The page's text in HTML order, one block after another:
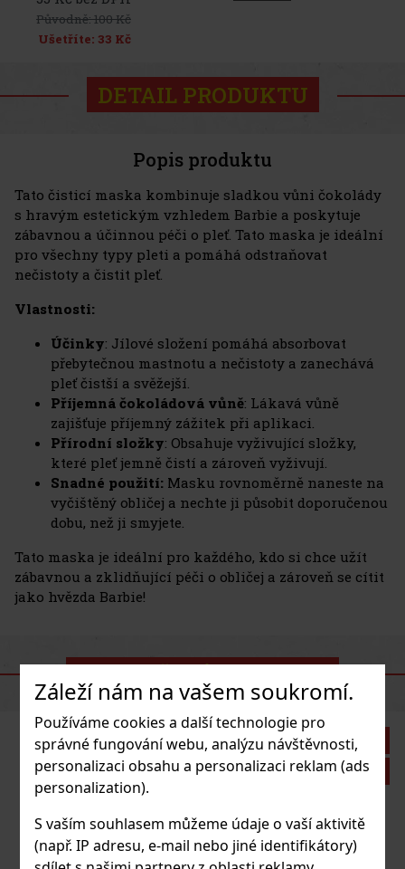
Záleží nám na vašem soukromí.
Používáme cookies a další technologie pro
správné fungování webu, analýzu návštěvnosti,
personalizaci obsahu a personalizaci reklam (ads
personalization).
S vaším souhlasem můžeme údaje o vaší aktivitě
(např. IP adresu, e-mail nebo jiné identifikátory)
Původně:100 Kč
Ušetříte: 33 Kč
DETAIL PRODUKTU
Popis produktu
Tato čisticí maska kombinuje sladkou vůni čokolády
s hravým estetickým vzhledem Barbie a poskytuje
zábavnou a účinnou péči o pleť. Tato maska je ideální
pro všechny typy pleti a pomáhá odstraňovat
nečistoty a čistit pleť.
Vlastnosti:
Účinky: Jílové složení pomáhá absorbovat
přebytečnou mastnotu a nečistoty a zanechává
pleť čistší a svěžejší.
Příjemná čokoládová vůně: Lákavá vůně
zajišťuje příjemný zážitek při aplikaci.
Přírodní složky: Obsahuje vyživující složky,
které pleť jemně čistí a zároveň vyživují.
Snadné použití: Masku rovnoměrně naneste na
vyčištěný obličej a nechte ji působit doporučenou
dobu, než ji smyjete.
Tato maska je ideální pro každého, kdo si chce užít
zábavnou a zklidňující péči o obličej a zároveň se cítit
jako hvězda Barbie!
Sleva: 27%
Akce